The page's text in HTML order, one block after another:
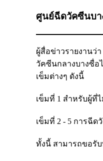
ศูนย์ฉีดวัคซีนบา
ผู้สื่อข่าวรายงานว่
วัคซีนกลางบางซื่อ
เข็มต่างๆ ดังนี้
เข็มที่ 1 สำหรับผู้ที่
เข็มที่ 2 - 5 การฉี
ทั้งนี้ สามารถขอรับ